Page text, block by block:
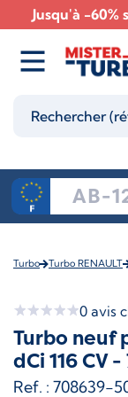
Jusqu'à -60%
Turbo Turbo RENAULT
0 avis
Turbo neuf
dCi 116 CV
Ref. : 708639-